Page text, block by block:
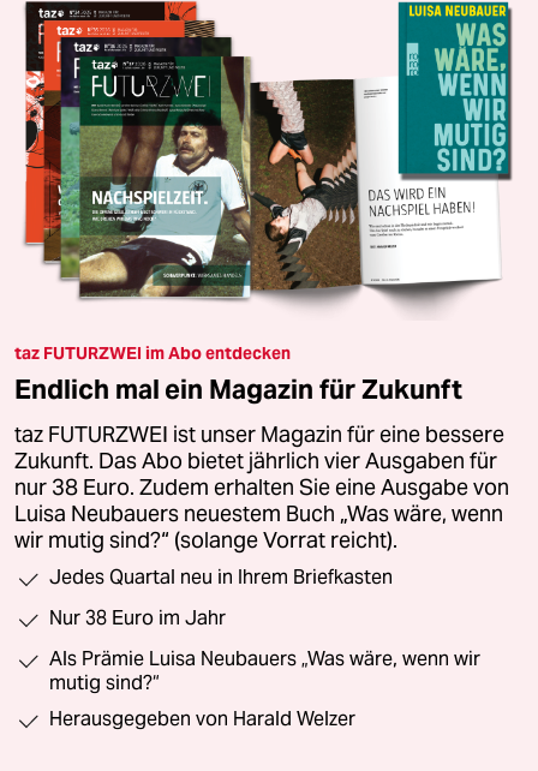
taz FUTURZWEI im Abo entdecken
Endlich mal ein Magazin für Zukunft
taz FUTURZWEI ist unser Magazin für eine bessere
Zukunft. Das Abo bietet jährlich vier Ausgaben für
nur 38 Euro. Zudem erhalten Sie eine Ausgabe von
Luisa Neubauers neuestem Buch „Was wäre, wenn
wir mutig sind?“ (solange Vorrat reicht).
Jedes Quartal neu in Ihrem Briefkasten
Nur 38 Euro im Jahr
Als Prämie Luisa Neubauers „Was wäre, wenn wir
mutig sind?“
Herausgegeben von Harald Welzer